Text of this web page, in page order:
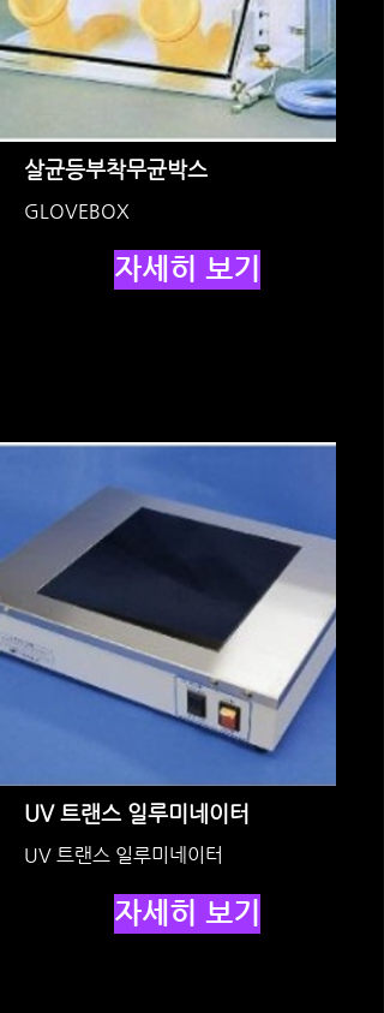
살균등부착무균박스
GLOVEBOX
자세히 보기
UV 트랜스 일루미네이터
UV 트랜스 일루미네이터
자세히 보기